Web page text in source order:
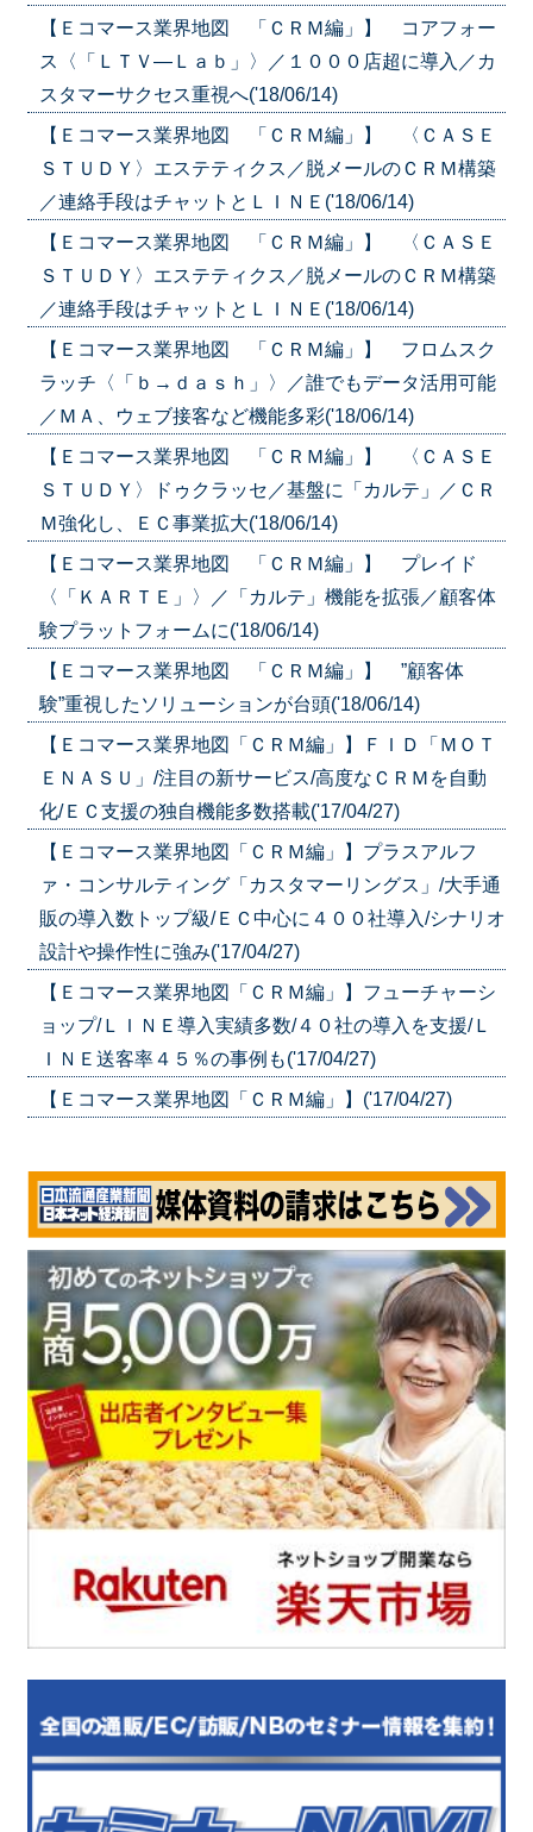
【Ｅコマース業界地図 「ＣＲＭ編」】 コアフォー
ス〈「ＬＴＶ—Ｌａｂ」〉／１０００店超に導入／カ
スタマーサクセス重視へ('18/06/14)
【Ｅコマース業界地図 「ＣＲＭ編」】 〈ＣＡＳＥ
ＳＴＵＤＹ〉エステティクス／脱メールのＣＲＭ構築
／連絡手段はチャットとＬＩＮＥ('18/06/14)
【Ｅコマース業界地図 「ＣＲＭ編」】 〈ＣＡＳＥ
ＳＴＵＤＹ〉エステティクス／脱メールのＣＲＭ構築
／連絡手段はチャットとＬＩＮＥ('18/06/14)
【Ｅコマース業界地図 「ＣＲＭ編」】 フロムスク
ラッチ〈「ｂ→ｄａｓｈ」〉／誰でもデータ活用可能
／ＭＡ、ウェブ接客など機能多彩('18/06/14)
【Ｅコマース業界地図 「ＣＲＭ編」】 〈ＣＡＳＥ
ＳＴＵＤＹ〉ドゥクラッセ／基盤に「カルテ」／ＣＲ
Ｍ強化し、ＥＣ事業拡大('18/06/14)
【Ｅコマース業界地図 「ＣＲＭ編」】 プレイド
〈「ＫＡＲＴＥ」〉／「カルテ」機能を拡張／顧客体
験プラットフォームに('18/06/14)
【Ｅコマース業界地図 「ＣＲＭ編」】 ”顧客体
験”重視したソリューションが台頭('18/06/14)
【Ｅコマース業界地図「ＣＲＭ編」】ＦＩＤ「ＭＯＴ
ＥＮＡＳＵ」/注目の新サービス/高度なＣＲＭを自動
化/ＥＣ支援の独自機能多数搭載('17/04/27)
【Ｅコマース業界地図「ＣＲＭ編」】プラスアルフ
ァ・コンサルティング「カスタマーリングス」/大手通
販の導入数トップ級/ＥＣ中心に４００社導入/シナリオ
設計や操作性に強み('17/04/27)
【Ｅコマース業界地図「ＣＲＭ編」】フューチャーシ
ョップ/ＬＩＮＥ導入実績多数/４０社の導入を支援/Ｌ
ＩＮＥ送客率４５％の事例も('17/04/27)
【Ｅコマース業界地図「ＣＲＭ編」】('17/04/27)